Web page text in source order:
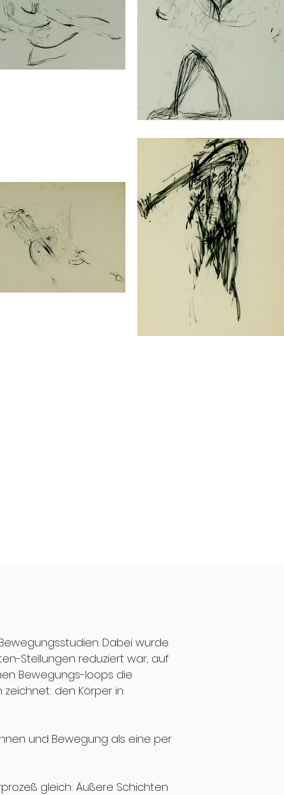
Dabei wurde
Stellungen reduziert war, auf
Bewegungs-loops die
den Körper in
und Bewegung als eine per
gleich: Äußere Schichten